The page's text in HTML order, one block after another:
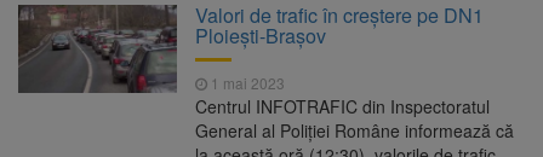
Nivelul Dunării a început să crească
8 august 2026
Asociația Română pentru
Iluminat cere reducerea luminii pe timpul
nopții, nu oprirea iluminatului public
Trafic blocat pe DN1E Brașov
– Poiana Brașov după un accident. Două
Valori de trafic în creștere pe DN1
Ploiești-Brașov
1 mai 2023
Centrul INFOTRAFIC din Inspectoratul
General al Poliţiei Române informează că